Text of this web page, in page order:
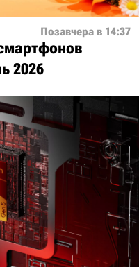
Позавчера в 14:37
2026